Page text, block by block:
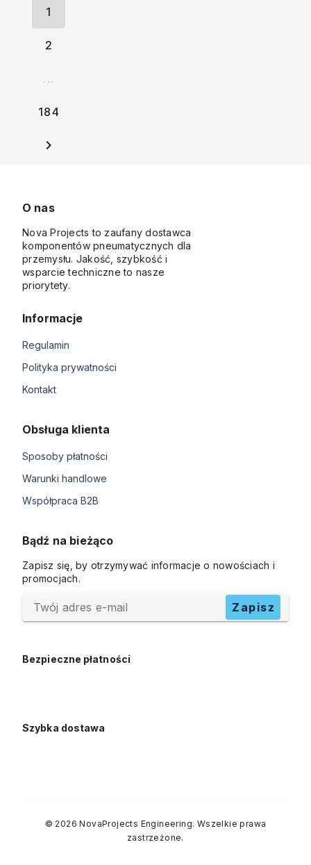
1
2
...
184
O nas
Nova Projects to zaufany dostawca
komponentów pneumatycznych dla
przemysłu. Jakość, szybkość i
wsparcie techniczne to nasze
priorytety.
Informacje
Regulamin
Polityka prywatności
Kontakt
Obsługa klienta
Sposoby płatności
Warunki handlowe
Współpraca B2B
Bądź na bieżąco
Zapisz się, by otrzymywać informacje o nowościach i
promocjach.
Twój adres e-mail Zapisz
Bezpieczne płatności
Szybka dostawa
© 2026 NovaProjects Engineering. Wszelkie prawa
zastrzeżone.